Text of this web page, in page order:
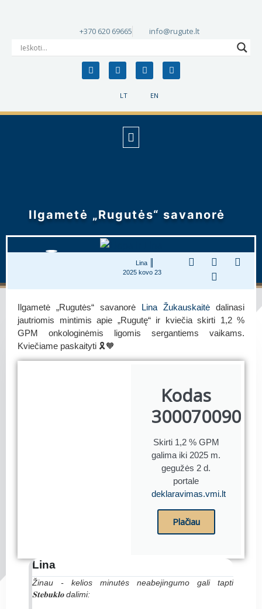
LT EN
+370 620 69665 info@rugute.lt
Ilgametė „Rugutės“ savanorė
Lina
2025 kovo 23
Ilgametė „Rugutės“ savanorė Lina Žukauskaitė dalinasi
jautriomis mintimis apie „Rugutę“ ir kviečia skirti 1,2 %
GPM onkologinėmis ligomis sergantiems vaikams.
Kviečiame paskaityti 🎗🧡
Kodas
300070090
Skirti 1,2 % GPM
galima iki 2025 m.
gegužės 2 d.
portale
deklaravimas.vmi.lt
Plačiau
Lina
Žinau - kelios minutės neabejingumo gali tapti
𝐒𝐭𝐞𝐛𝐮𝐤𝐥𝐨 dalimi: